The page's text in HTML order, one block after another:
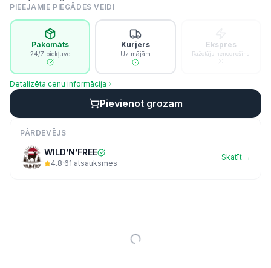
PIEEJAMIE PIEGĀDES VEIDI
Pakomāts
24/7 piekļuve
Kurjers
Uz mājām
Ekspres
Ražotājs nenodrošina
Detalizēta cenu informācija
Pievienot grozam
PĀRDEVĒJS
WILD’N’FREE
4.8·61 atsauksmes
Skatīt →